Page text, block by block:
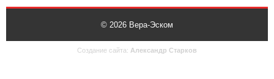
© 2026 Вера-Эском
Создание сайта: Александр Старков